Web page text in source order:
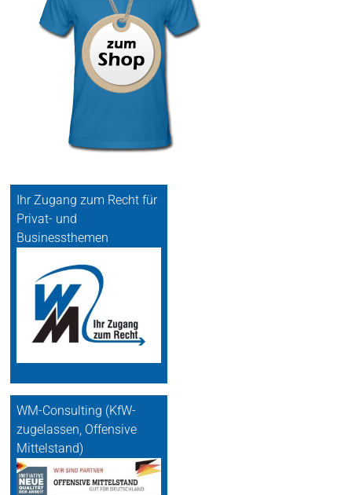
Ihr Zugang zum Recht für
Privat- und
Businessthemen
WM-Consulting (KfW-
zugelassen, Offensive
Mittelstand)